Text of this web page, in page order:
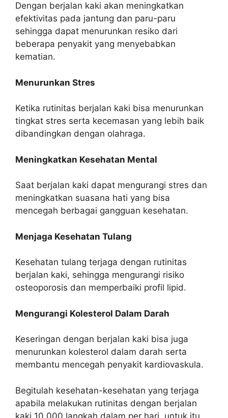
Dengan berjalan kaki akan meningkatkan
efektivitas pada jantung dan paru-paru
sehingga dapat menurunkan resiko dari
beberapa penyakit yang menyebabkan
kematian.
Menurunkan Stres
Ketika rutinitas berjalan kaki bisa menurunkan
tingkat stres serta kecemasan yang lebih baik
dibandingkan dengan olahraga.
Meningkatkan Kesehatan Mental
Saat berjalan kaki dapat mengurangi stres dan
meningkatkan suasana hati yang bisa
mencegah berbagai gangguan kesehatan.
Menjaga Kesehatan Tulang
Kesehatan tulang terjaga dengan rutinitas
berjalan kaki, sehingga mengurangi risiko
osteoporosis dan memperbaiki profil lipid.
Mengurangi Kolesterol Dalam Darah
Keseringan dengan berjalan kaki bisa juga
menurunkan kolesterol dalam darah serta
membantu mencegah penyakit kardiovaskula.
Begitulah kesehatan-kesehatan yang terjaga
apabila melakukan rutinitas dengan berjalan
kaki 10.000 langkah dalam per hari. untuk itu,